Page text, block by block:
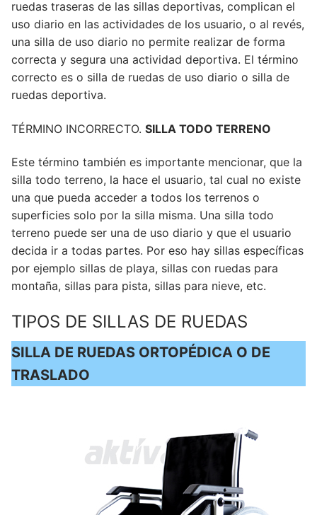
ruedas traseras de las sillas deportivas, complican el
uso diario en las actividades de los usuario, o al revés,
una silla de uso diario no permite realizar de forma
correcta y segura una actividad deportiva. El término
correcto es o silla de ruedas de uso diario o silla de
ruedas deportiva.
TÉRMINO INCORRECTO. SILLA TODO TERRENO
Este término también es importante mencionar, que la
silla todo terreno, la hace el usuario, tal cual no existe
una que pueda acceder a todos los terrenos o
superficies solo por la silla misma. Una silla todo
terreno puede ser una de uso diario y que el usuario
decida ir a todas partes. Por eso hay sillas específicas
por ejemplo sillas de playa, sillas con ruedas para
montaña, sillas para pista, sillas para nieve, etc.
TIPOS DE SILLAS DE RUEDAS
SILLA DE RUEDAS ORTOPÉDICA O DE
TRASLADO